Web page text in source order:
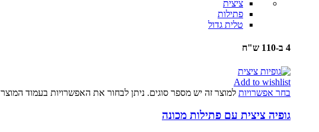
ציצית
פתילות
טלית גדול
4 ב-110 ש"ח
Add to wishlist
בחר אפשרויות למוצר זה יש מספר סוגים. ניתן לבחור את האפשרויות בעמוד המוצר
גופיה ציצית עם פתילות מכונה